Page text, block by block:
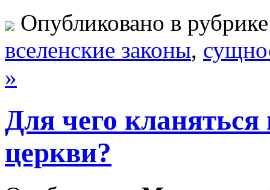
Опубликовано в
вселенские законы,
»
Для чего кланяться
церкви?